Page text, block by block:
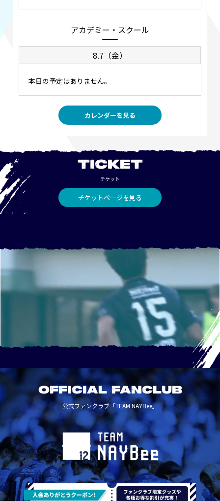
アカデミー・スクール
8.7（金）
本日の予定はありません。
カレンダーを見る
TICKET
チケット
チケットページを見る
OFFICIAL FANCLUB
公式ファンクラブ「TEAM NAYBee」